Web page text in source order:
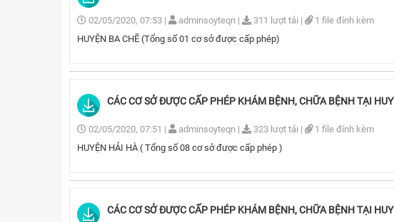
02/05/2020, 07:53 | adminsoyteqn | 311 lượt tải |
1 file đính kèm
HUYỆN BA CHẼ (Tổng số 01 cơ sở được cấp phép)
CÁC CƠ SỞ ĐƯỢC CẤP PHÉP KHÁM BỆNH, CHỮA BỆNH TẠI
02/05/2020, 07:51 | adminsoyteqn | 323 lượt tải |
1 file đính kèm
HUYỆN HẢI HÀ ( Tổng số 08 cơ sở được cấp phép )
CÁC CƠ SỞ ĐƯỢC CẤP PHÉP KHÁM BỆNH, CHỮA BỆNH TẠI